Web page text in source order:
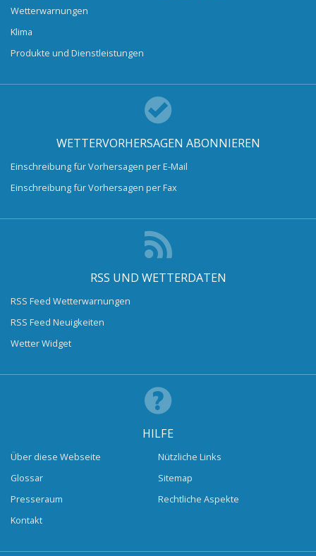
Wetterwarnungen
Klima
Produkte und Dienstleistungen
WETTERVORHERSAGEN ABONNIEREN
Einschreibung für Vorhersagen per E-Mail
Einschreibung für Vorhersagen per Fax
RSS UND WETTERDATEN
RSS Feed Wetterwarnungen
RSS Feed Neuigkeiten
Wetter Widget
HILFE
Über diese Webseite
Glossar
Presseraum
Kontakt
Nützliche Links
Sitemap
Rechtliche Aspekte